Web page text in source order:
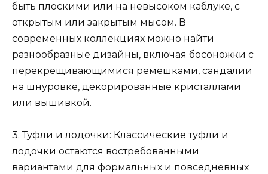
быть плоскими или на невысоком каблуке, с
открытым или закрытым мысом. В
современных коллекциях можно найти
разнообразные дизайны, включая босоножки с
перекрещивающимися ремешками, сандалии
на шнуровке, декорированные кристаллами
или вышивкой.
3. Туфли и лодочки: Классические туфли и
лодочки остаются востребованными
вариантами для формальных и повседневных